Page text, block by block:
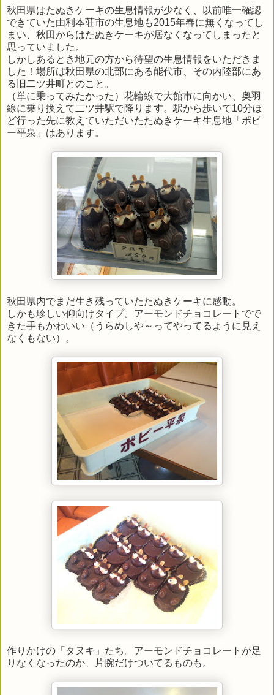
秋田県はたぬきケーキの生息情報が少なく、以前唯一確認
できていた由利本荘市の生息地も2015年春に無くなってし
まい、秋田からはたぬきケーキが居なくなってしまったと
思っていました。
しかしあるとき地元の方から待望の生息情報をいただきま
した！場所は秋田県の北部にある能代市、その内陸部にあ
る旧二ツ井町とのこと。
（単に乗ってみたかった）花輪線で大館市に向かい、奥羽
線に乗り換えて二ツ井駅で降ります。駅から歩いて10分ほ
ど行った先に教えていただいたたぬきケーキ生息地「ポピ
ー平泉」はあります。
秋田県内でまだ生き残っていたたぬきケーキに感動。
しかも珍しい仰向けタイプ。アーモンドチョコレートでで
きた手もかわいい（うらめしや～ってやってるように見え
なくもない）。
作りかけの「タヌキ」たち。アーモンドチョコレートが足
りなくなったのか、片腕だけついてるものも。